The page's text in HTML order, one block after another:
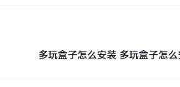
多玩盒子怎么安装 多玩盒子怎